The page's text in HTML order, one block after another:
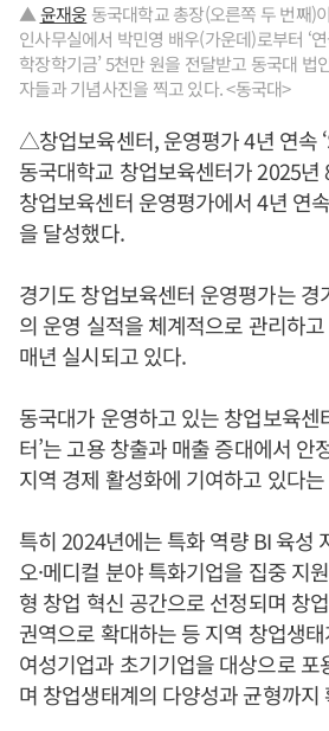
▲윤재웅 동국대학교 총장(오른쪽 두 번째)
인사무실에서 박민영 배우(가운데)로부터 ‘
학장학기금’ 5천만 원을 전달받고 동국대 법
자들과 기념사진을 찍고 있다. <동국대>
△창업보육센터, 운영평가 4년 연속
동국대학교 창업보육센터가 2025년
창업보육센터 운영평가에서 4년 연
을 달성했다.
경기도 창업보육센터 운영평가는 경
의 운영 실적을 체계적으로 관리하
매년 실시되고 있다.
동국대가 운영하고 있는 창업보육센
터’는 고용 창출과 매출 증대에서 안
지역 경제 활성화에 기여하고 있다
특히 2024년에는 특화 역량 BI 육성
오·메디컬 분야 특화기업을 집중 지
형 창업 혁신 공간으로 선정되며 창
권역으로 확대하는 등 지역 창업생
여성기업과 초기기업을 대상으로
며 창업생태계의 다양성과 균형까지